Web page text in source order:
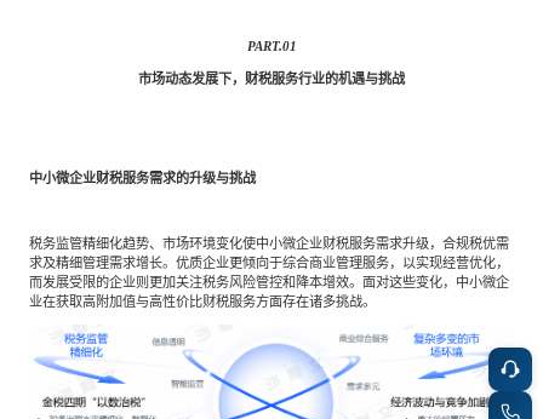
PART.01
市场动态发展下，财税服务行业的机遇与挑战
中小微企业财税服务需求的升级与挑战
税务监管精细化趋势、市场环境变化使中小微企业财税服务需求升级，合规税优需
求及精细管理需求增长。优质企业更倾向于综合商业管理服务，以实现经营优化，
而发展受限的企业则更加关注税务风险管控和降本增效。面对这些变化，中小微企
业在获取高附加值与高性价比财税服务方面存在诸多挑战。